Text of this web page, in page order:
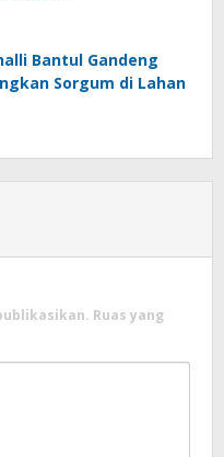
Bantul Gandeng
Sorgum di Lahan
Ruas yang